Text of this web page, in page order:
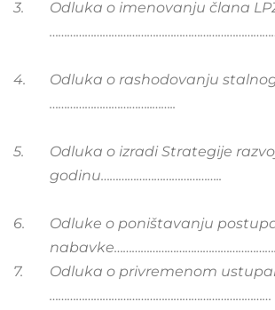
3.
Odluka o imenovanju člana
4.
Odluka o rashodovanju
……………………………..……..
5.
Odluka o izradi Strategije
godinu…………………………………..
6.
Odluke o poništavanju
7.
Odluka o privremenom
…………………………………………………………………